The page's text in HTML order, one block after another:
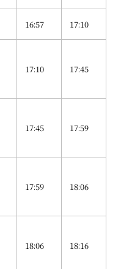
16:57 17:10
17:10 17:45
17:45 17:59
17:59 18:06
18:06 18:16